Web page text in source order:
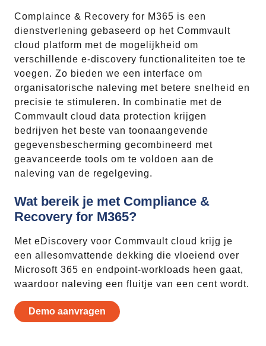
Complaince & Recovery for M365 is een
dienstverlening gebaseerd op het Commvault
cloud platform met de mogelijkheid om
verschillende e-discovery functionaliteiten toe te
voegen. Zo bieden we een interface om
organisatorische naleving met betere snelheid en
precisie te stimuleren. In combinatie met de
Commvault cloud data protection krijgen
bedrijven het beste van toonaangevende
gegevensbescherming gecombineerd met
geavanceerde tools om te voldoen aan de
naleving van de regelgeving.
Wat bereik je met Compliance &
Recovery for M365?
Met eDiscovery voor Commvault cloud krijg je
een allesomvattende dekking die vloeiend over
Microsoft 365 en endpoint-workloads heen gaat,
waardoor naleving een fluitje van een cent wordt.
Demo aanvragen